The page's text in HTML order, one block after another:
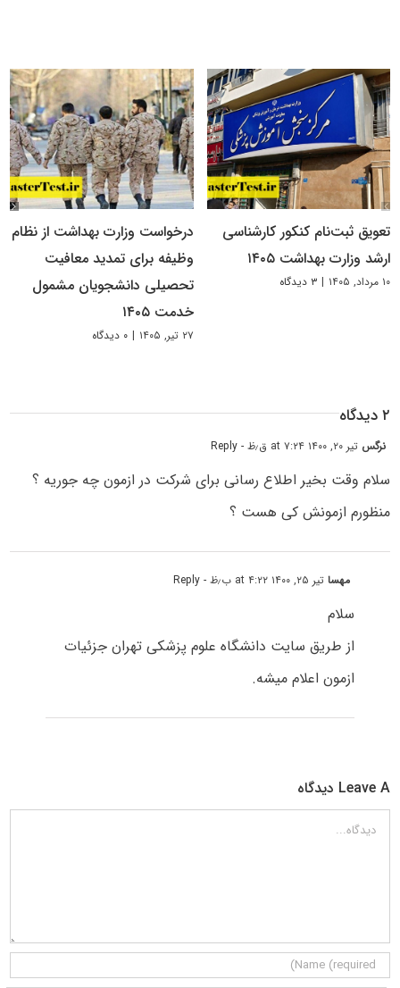
تعویق ثبت‌نام کنکور کارشناسی
ارشد وزارت بهداشت ۱۴۰۵
۱۰ مرداد, ۱۴۰۵ | ۳ دیدگاه
درخواست وزارت بهداشت از نظام
وظیفه برای تمدید معافیت
تحصیلی دانشجویان مشمول
خدمت ۱۴۰۵
۲۷ تیر, ۱۴۰۵ | ۰ دیدگاه
۲ دیدگاه
نرگس تیر ۲۰, ۱۴۰۰ at ۷:۲۴ ق٫ظ - Reply
سلام وقت بخیر اطلاع رسانی برای شرکت در ازمون چه جوریه ؟
منظورم ازمونش کی هست ؟
مهساتیر ۲۵, ۱۴۰۰ at ۴:۲۲ ب٫ظ - Reply
سلام
از طریق سایت دانشگاه علوم پزشکی تهران جزئیات
ازمون اعلام میشه.
Leave A دیدگاه
دیدگاه